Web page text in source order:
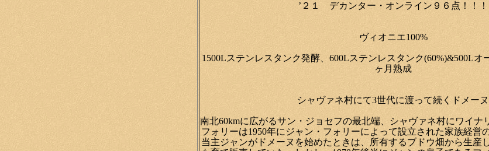
’２１ デカンター・オンライン９６点！！！
ヴィオニエ100%
1500Lステンレスタンク発酵、600Lステンレスタンク(60%)&500Lオ
ヶ月熟成
シャヴァネ村にて3世代に渡って続くドメーヌ
南北60kmに広がるサン・ジョセフの最北端、シャヴァネ村にワイナ
フォリーは1950年にジャン・フォリーによって設立された家族経営
当主ジャンがドメーヌを始めたときは、所有するブドウ畑から生産